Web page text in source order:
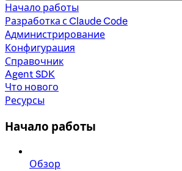
Начало работы
Разработка с Claude Code
Администрирование
Конфигурация
Справочник
Agent SDK
Что нового
Ресурсы
Начало работы
Обзор